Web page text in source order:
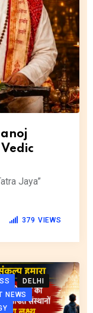
Jaya”
379 VIEWS
DELHI
NEWS